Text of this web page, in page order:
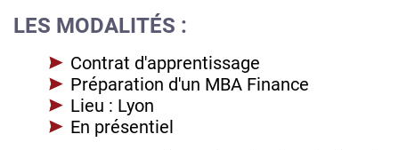
LES MODALITÉS :
Contrat d'apprentissage
Préparation d'un MBA Finance
Lieu : Lyon
En présentiel